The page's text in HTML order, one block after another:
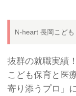
N-heart 長岡こど
抜群の就職実績
こども保育と医
寄り添うプロ」